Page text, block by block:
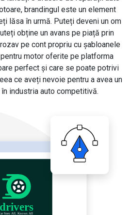
brandingul este un element
lăsa în urmă. Puteți deveni un om
obține un avans pe piață prin
pe cont propriu cu șabloanele
motor oferite pe platforma
perfect și care se poate potrivi
ce aveți nevoie pentru a avea un
industria auto competitivă.